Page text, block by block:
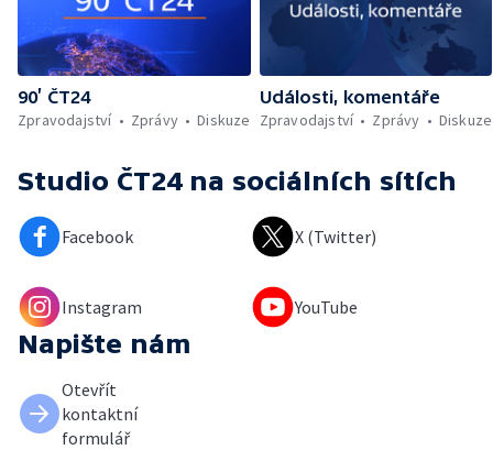
90’ ČT24
Zpravodajství
Zprávy Diskuze
Události, komentáře
Zpravodajství
Zprávy Diskuze
Studio ČT24 na sociálních sítích
Facebook X (Twitter)
Instagram YouTube
Napište nám
Otevřít
kontaktní
formulář